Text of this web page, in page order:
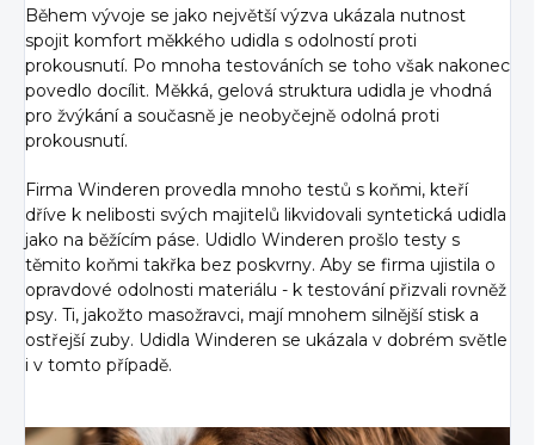
Během vývoje se jako největší výzva ukázala nutnost
spojit komfort měkkého udidla s odolností proti
prokousnutí. Po mnoha testováních se toho však nakonec
povedlo docílit. Měkká, gelová struktura udidla je vhodná
pro žvýkání a současně je neobyčejně odolná proti
prokousnutí.
Firma Winderen provedla mnoho testů s koňmi, kteří
dříve k nelibosti svých majitelů likvidovali syntetická udidla
jako na běžícím páse. Udidlo Winderen prošlo testy s
těmito koňmi takřka bez poskvrny. Aby se firma ujistila o
opravdové odolnosti materiálu - k testování přizvali rovněž
psy. Ti, jakožto masožravci, mají mnohem silnější stisk a
ostřejší zuby. Udidla Winderen se ukázala v dobrém světle
i v tomto případě.